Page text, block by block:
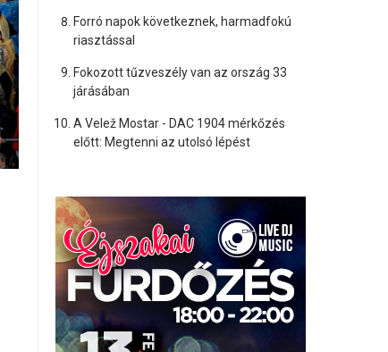
Forró napok következnek, harmadfokú
riasztással
Fokozott tűzveszély van az ország 33
járásában
A Velež Mostar - DAC 1904 mérkőzés
előtt: Megtenni az utolsó lépést